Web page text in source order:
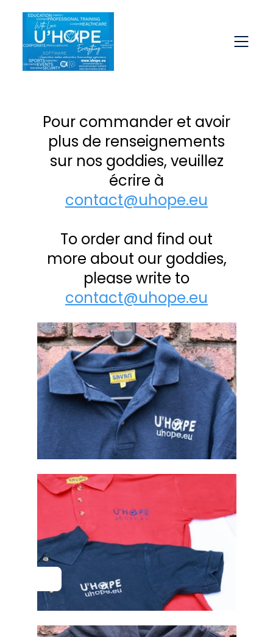
Pour commander et avoir
plus de renseignements
sur nos goddies, veuillez
écrire à
contact@uhope.eu
To order and find out
more about our goddies,
please write to
contact@uhope.eu